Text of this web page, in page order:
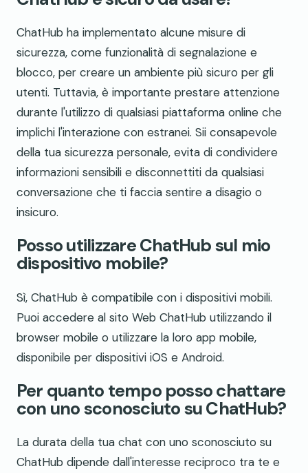
ChatHub ha implementato alcune misure di
sicurezza, come funzionalità di segnalazione e
blocco, per creare un ambiente più sicuro per gli
utenti. Tuttavia, è importante prestare attenzione
durante l'utilizzo di qualsiasi piattaforma online che
implichi l'interazione con estranei. Sii consapevole
della tua sicurezza personale, evita di condividere
informazioni sensibili e disconnettiti da qualsiasi
conversazione che ti faccia sentire a disagio o
insicuro.
Posso utilizzare ChatHub sul mio
dispositivo mobile?
Sì, ChatHub è compatibile con i dispositivi mobili.
Puoi accedere al sito Web ChatHub utilizzando il
browser mobile o utilizzare la loro app mobile,
disponibile per dispositivi iOS e Android.
Per quanto tempo posso chattare
con uno sconosciuto su ChatHub?
La durata della tua chat con uno sconosciuto su
ChatHub dipende dall'interesse reciproco tra te e